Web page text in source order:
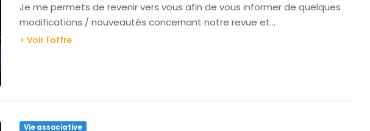
Je me permets de revenir vers vous afin de vous informer de quelques
modifications / nouveautés concernant notre revue et…
> Voir l'offre
Vie associative